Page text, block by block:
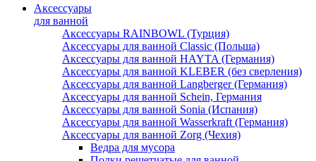
Аксессуары
для ванной
Аксессуары RAINBOWL (Турция)
Аксессуары для ванной Classic (Польша)
Аксессуары для ванной HAYTA (Германия)
Аксессуары для ванной KLEBER (без сверления)
Аксессуары для ванной Langberger (Германия)
Аксессуары для ванной Schein, Германия
Аксессуары для ванной Sonia (Испания)
Аксессуары для ванной Wasserkraft (Германия)
Аксессуары для ванной Zorg (Чехия)
Ведра для мусора